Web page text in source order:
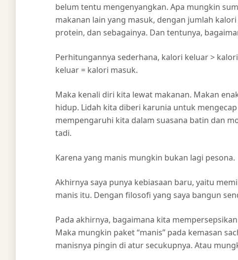
belum tentu mengenyangkan. Apa mungkin
makanan lain yang masuk, dengan jumlah
protein, dan sebagainya. Dan tentunya,
Perhitungannya sederhana, kalori keluar >
keluar = kalori masuk.
Maka kenali diri kita lewat makanan. Makan
hidup. Lidah kita diberi karunia untuk
mempengaruhi kita dalam suasana batin dan
tadi.
Karena yang manis mungkin bukan lagi pesona.
Akhirnya saya punya kebiasaan baru, yaitu
manis itu. Dengan filosofi yang saya bangun
Pada akhirnya, bagaimana kita
Maka mungkin paket “manis” pada kemasan
manisnya pingin di atur secukupnya. Atau